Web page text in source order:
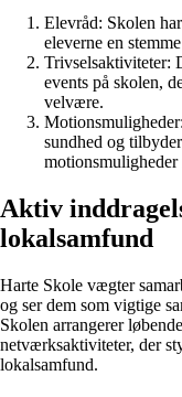
Elevråd: Skolen
eleverne en
Trivselsaktiviteter:
events på skolen,
velvære.
sundhed og
motionsmuligheder
Aktiv
lokalsamfund
Harte Skole vægter
og ser dem som vigtige
Skolen arrangerer
netværksaktiviteter, der
lokalsamfund.